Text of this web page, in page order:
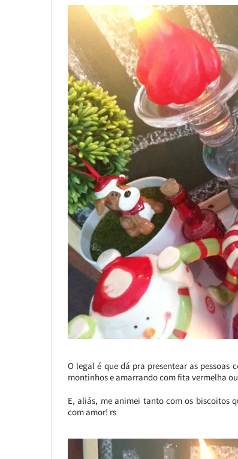
O legal é que dá pra presentear as
montinhos e amarrando com fita vermelha
E, aliás, me animei tanto com os biscoitos
com amor! rs